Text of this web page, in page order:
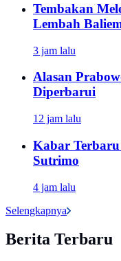
Tembakan
Lembah
3 jam lalu
Alasan
Diperbarui
12 jam lalu
Kabar
Sutrimo
4 jam lalu
Selengkapnya
Berita Terbaru